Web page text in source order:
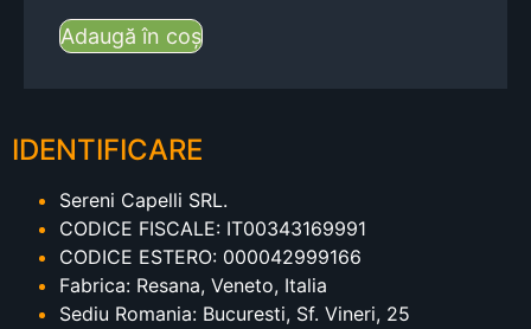
Adaugă în coș
IDENTIFICARE
Sereni Capelli SRL.
CODICE FISCALE: IT00343169991
CODICE ESTERO: 000042999166
Fabrica: Resana, Veneto, Italia
Sediu Romania: Bucuresti, Sf. Vineri, 25